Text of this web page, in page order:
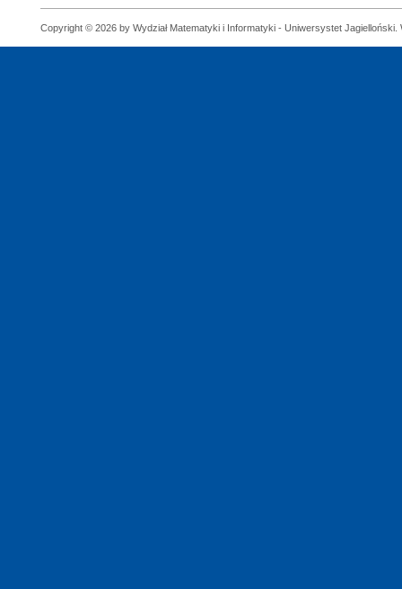
Copyright © 2026 by Wydział Matematyki i Informatyki - Uniwersystet